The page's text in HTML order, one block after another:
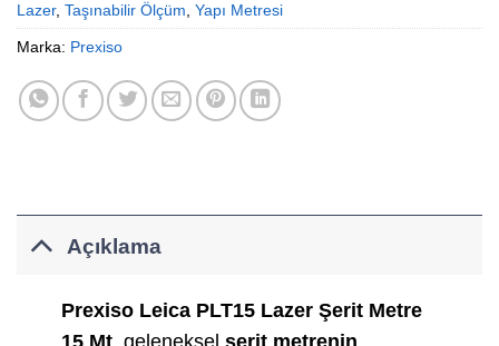
Lazer, Taşınabilir Ölçüm, Yapı Metresi
Marka: Prexiso
Açıklama
Prexiso Leica PLT15 Lazer Şerit Metre
15 Mt, gelenekselşerit metrenin